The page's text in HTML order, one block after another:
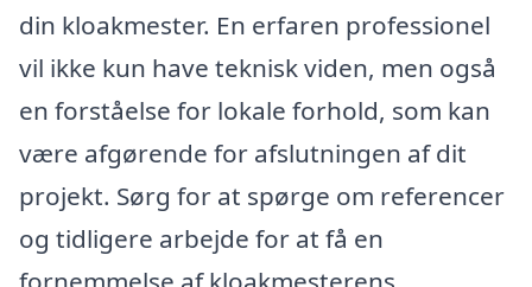
din kloakmester. En erfaren professionel
vil ikke kun have teknisk viden, men også
en forståelse for lokale forhold, som kan
være afgørende for afslutningen af dit
projekt. Sørg for at spørge om referencer
og tidligere arbejde for at få en